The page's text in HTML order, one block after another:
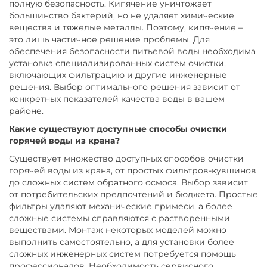
полную безопасность. Кипячение уничтожает
большинство бактерий, но не удаляет химические
вещества и тяжелые металлы. Поэтому, кипячение –
это лишь частичное решение проблемы. Для
обеспечения безопасности питьевой воды необходима
установка специализированных систем очистки,
включающих фильтрацию и другие инженерные
решения. Выбор оптимального решения зависит от
конкретных показателей качества воды в вашем
районе.
Какие существуют доступные способы очистки
горячей воды из крана?
Существует множество доступных способов очистки
горячей воды из крана, от простых фильтров-кувшинов
до сложных систем обратного осмоса. Выбор зависит
от потребительских предпочтений и бюджета. Простые
фильтры удаляют механические примеси, а более
сложные системы справляются с растворенными
веществами. Монтаж некоторых моделей можно
выполнить самостоятельно, а для установки более
сложных инженерных систем потребуется помощь